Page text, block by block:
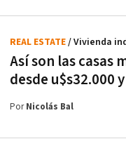
Así son las casas
desde u$s32.000
REAL ESTATE/ Vivienda
PorNicolás Bal